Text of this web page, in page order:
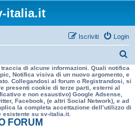
italia.it
Login
Iscriviti
e
r
a
di alcune informazioni. Quali notifica
Notifica visiva di un nuovo argomento, e
Collegandosi al forum o Registrandosi, si
presenti cookie di terze parti, esterni al
e non esaustivo) Google Adsense,
Facebook, (e altri Social Network), e ad
la completa accettazione dell’utilizzo di
esistente su sv-italia.it.
FORUM